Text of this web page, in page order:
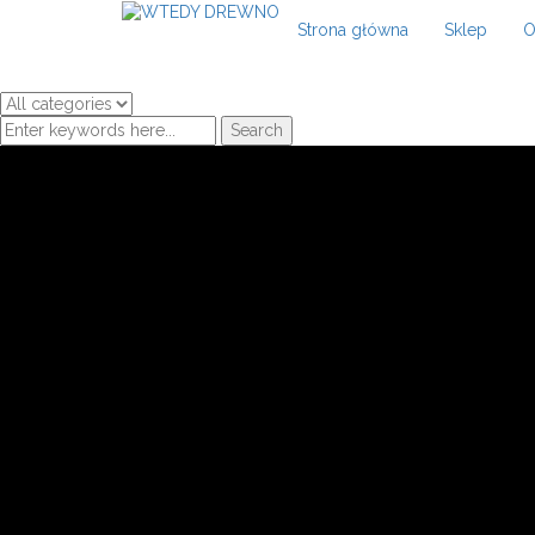
Strona główna Sklep
Search